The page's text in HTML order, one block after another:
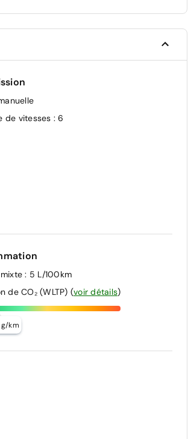
de vitesses : 6
mixte: 5 L/100km
de CO₂ (WLTP) (voir détails)
g/km